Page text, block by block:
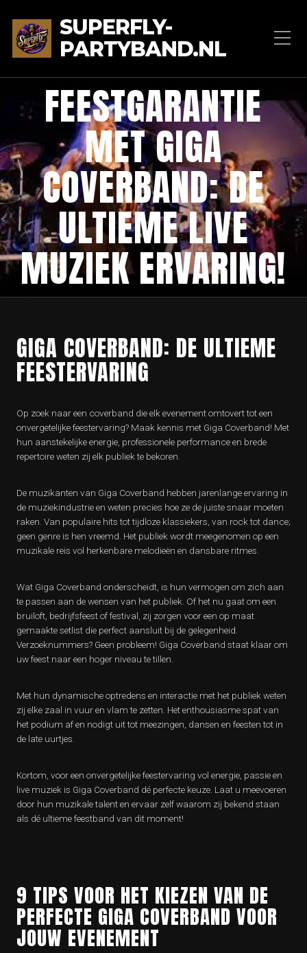
SUPERFLY-
PARTYBAND.NL
FEESTGARANTIE
MET GIGA
COVERBAND: DE
ULTIEME LIVE
MUZIEK ERVARING!
GIGA COVERBAND: DE ULTIEME
FEESTERVARING
Op zoek naar een coverband die elk evenement omtovert tot een
onvergetelijke feestervaring? Maak kennis met Giga Coverband! Met
hun aanstekelijke energie, professionele performance en brede
repertoire weten zij elk publiek te bekoren.
De muzikanten van Giga Coverband hebben jarenlange ervaring in
de muziekindustrie en weten precies hoe ze de juiste snaar moeten
raken. Van populaire hits tot tijdloze klassiekers, van rock tot dance;
geen genre is hen vreemd. Het publiek wordt meegenomen op een
muzikale reis vol herkenbare melodieën en dansbare ritmes.
Wat Giga Coverband onderscheidt, is hun vermogen om zich aan
te passen aan de wensen van het publiek. Of het nu gaat om een
bruiloft, bedrijfsfeest of festival, zij zorgen voor een op maat
gemaakte setlist die perfect aansluit bij de gelegenheid.
Verzoeknummers? Geen probleem! Giga Coverband staat klaar om
uw feest naar een hoger niveau te tillen.
Met hun dynamische optredens en interactie met het publiek weten
zij elke zaal in vuur en vlam te zetten. Het enthousiasme spat van
het podium af en nodigt uit tot meezingen, dansen en feesten tot in
de late uurtjes.
Kortom, voor een onvergetelijke feestervaring vol energie, passie en
live muziek is Giga Coverband dé perfecte keuze. Laat u meevoeren
door hun muzikale talent en ervaar zelf waarom zij bekend staan
als dé ultieme feestband van dit moment!
9 TIPS VOOR HET KIEZEN VAN DE
PERFECTE GIGA COVERBAND VOOR
JOUW EVENEMENT